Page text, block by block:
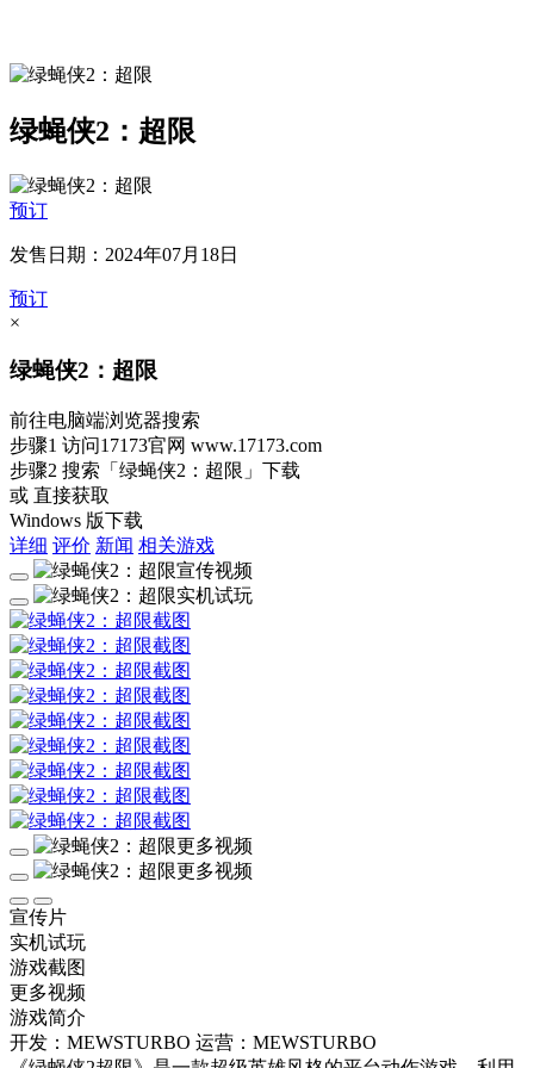
绿蝇侠2：超限
预订
发售日期：2024年07月18日
预订
×
绿蝇侠2：超限
前往电脑端浏览器搜索
步骤1 访问17173官网 www.17173.com
步骤2 搜索 「绿蝇侠2：超限」 下载
或 直接获取
Windows 版下载
详细 评价 新闻 相关游戏
宣传片
实机试玩
游戏截图
更多视频
游戏简介
开发：MEWSTURBO 运营：MEWSTURBO